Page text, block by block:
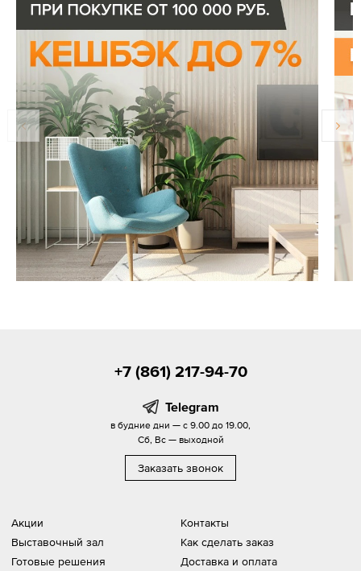
Акции
Выставочный зал
Готовые решения
Контакты
Как сделать заказ
Доставка и оплата
+7 (861) 217-94-70
Telegram
в будние дни — с 9.00 до 19.00,
Сб, Вс — выходной
Заказать звонок